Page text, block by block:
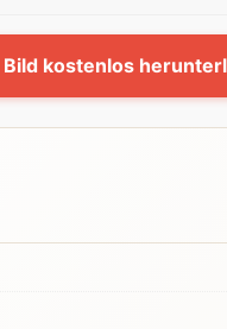
Bild kostenlos